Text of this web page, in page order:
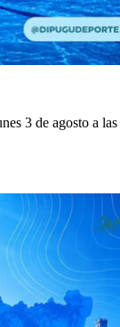
3 de agosto a las